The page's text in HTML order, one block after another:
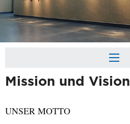
Mission und Vision
UNSER MOTTO